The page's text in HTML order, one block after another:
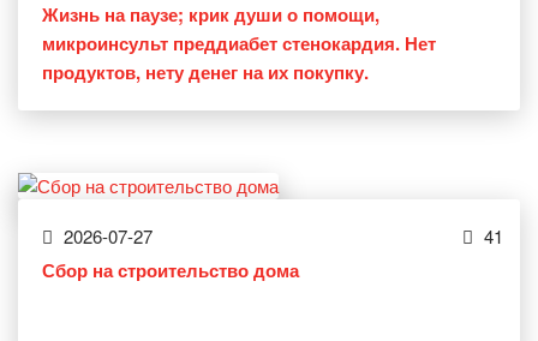
Жизнь на паузе; крик души о помощи,
микроинсульт преддиабет стенокардия. Нет
продуктов, нету денег на их покупку.
2026-07-27 41
Сбор на строительство дома